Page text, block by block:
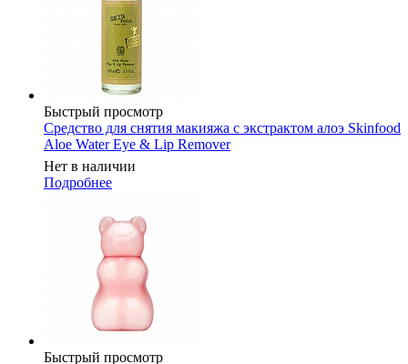
Быстрый просмотр
Средство для снятия макияжа с экстрактом алоэ Skinfood
Aloe Water Eye & Lip Remover
Нет в наличии
Подробнее
Быстрый просмотр